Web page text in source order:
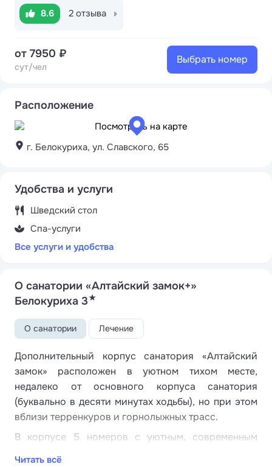
Расположение
г. Белокуриха, ул. Славского, 65
8.6 2 отзыва
от 7950 ₽
сут/чел
Выбрать номер
Удобства и услуги
Шведский стол
Спа-услуги
Все услуги и удобства
О санатории «Алтайский замок+»
Белокуриха 3★
О санатории Лечение
Дополнительный корпус санатория «Алтайский
замок» расположен в уютном тихом месте,
недалеко от основного корпуса санатория
(буквально в десяти минутах ходьбы), но при этом
вблизи терренкуров и горнолыжных трасс.
В корпусе 5 номеров с уютным, современным
Читать всё